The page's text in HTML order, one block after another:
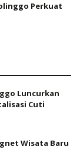
Perkuat
Luncurkan
Cuti
Wisata Baru